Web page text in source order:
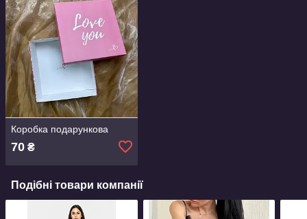
Коробка подарункова
70 ₴
Подібні товари компанії